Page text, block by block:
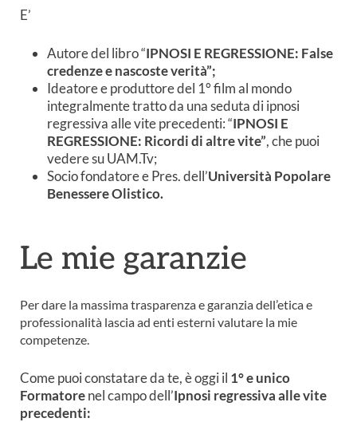
E’
Autore del libro “IPNOSI E REGRESSIONE: False
credenze e nascoste verità”;
Ideatore e produttore del 1° film al mondo
integralmente tratto da una seduta di ipnosi
regressiva alle vite precedenti: “IPNOSI E
REGRESSIONE: Ricordi di altre vite”, che puoi
vedere su UAM.Tv;
Socio fondatore e Pres. dell’Università Popolare
Benessere Olistico.
Le mie garanzie
Per dare la massima trasparenza e garanzia dell’etica e
professionalità lascia ad enti esterni valutare la mie
competenze.
Come puoi constatare da te, è oggi il 1° e unico
Formatorenel campo dell’Ipnosi regressiva alle vite
precedenti: